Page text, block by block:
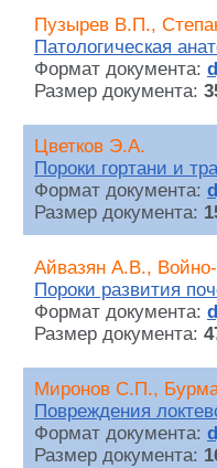
Пузырев В.П.,
Патологическая
Формат документа:
Размер документа:
Цветков Э.А.
Пороки гортани и
Формат документа:
Размер документа:
Айвазян А.В.,
Пороки развития
Формат документа:
Размер документа:
Миронов С.П.,
Повреждения
Формат документа:
Размер документа: